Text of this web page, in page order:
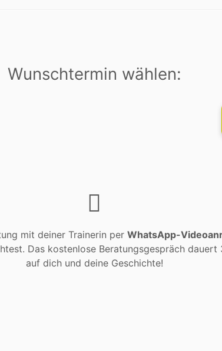
Wunschtermin wählen:
mit deiner Trainerin per WhatsApp-
Das kostenlose Beratungsgespräch
auf dich und deine Geschichte!